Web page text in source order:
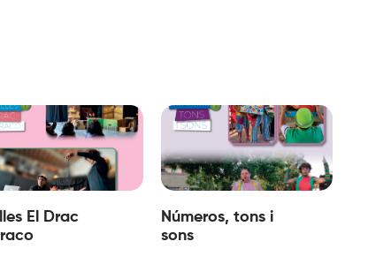
El Drac
Números, tons i
sons